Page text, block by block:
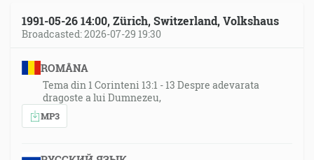
1991-05-26 14:00, Zürich, Switzerland, Volkshaus
Broadcasted: 2026-07-29 19:30
ROMÂNA
Tema din 1 Corinteni 13:1 - 13 Despre adevarata
dragoste a lui Dumnezeu,
MP3